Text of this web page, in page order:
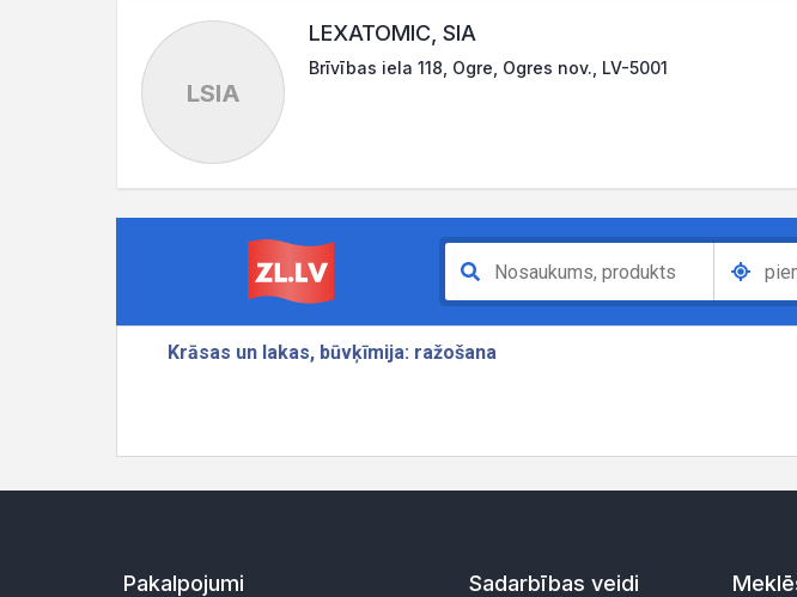
LSIA
LEXATOMIC, SIA
Brīvības iela 118, Ogre, Ogres nov., LV-5001
Pakalpojumi Sadarbības veidi